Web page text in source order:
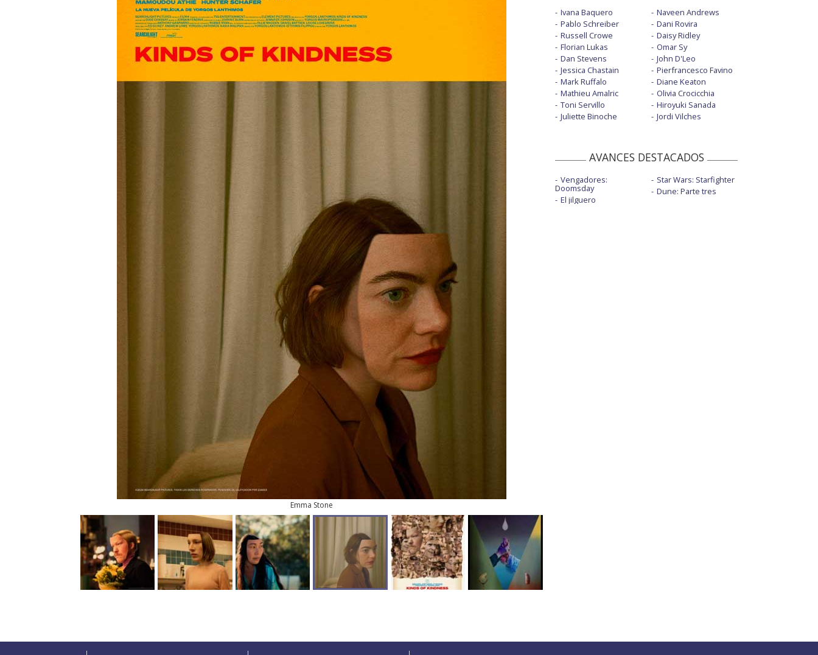
Emma Stone
Ivana Baquero
Pablo Schreiber
Russell Crowe
Florian Lukas
Dan Stevens
Jessica Chastain
Mark Ruffalo
Mathieu Amalric
Toni Servillo
Juliette Binoche
Naveen Andrews
Dani Rovira
Daisy Ridley
Omar Sy
John D'Leo
Pierfrancesco Favino
Diane Keaton
Olivia Crocicchia
Hiroyuki Sanada
Jordi Vilches
AVANCES DESTACADOS
Vengadores:
Doomsday
El jilguero
Star Wars: Starfighter
Dune: Parte tres